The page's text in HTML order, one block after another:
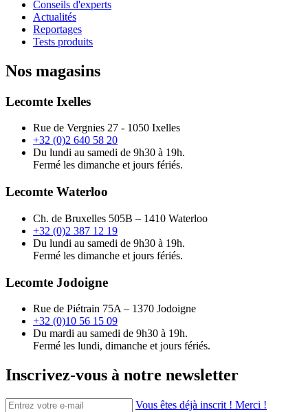
Conseils d'experts
Actualités
Reportages
Tests produits
Nos magasins
Lecomte Ixelles
Rue de Vergnies 27 - 1050 Ixelles
+32 (0)2 640 58 20
Du lundi au samedi de 9h30 à 19h.
Fermé les dimanche et jours fériés.
Lecomte Waterloo
Ch. de Bruxelles 505B – 1410 Waterloo
+32 (0)2 387 12 19
Du lundi au samedi de 9h30 à 19h.
Fermé les dimanche et jours fériés.
Lecomte Jodoigne
Rue de Piétrain 75A – 1370 Jodoigne
+32 (0)10 56 15 09
Du mardi au samedi de 9h30 à 19h.
Fermé les lundi, dimanche et jours fériés.
Inscrivez-vous à notre newsletter
Vous êtes déjà inscrit ! Merci !